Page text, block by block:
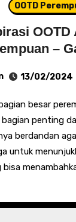
OOTD
OOTD
–
13/02/2024
penting
berdandan
untuk
bisa